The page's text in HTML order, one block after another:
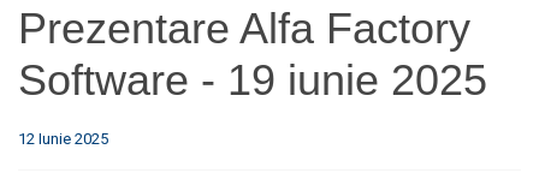
Prezentare Alfa Factory
Software - 19 iunie 2025
12 Iunie 2025